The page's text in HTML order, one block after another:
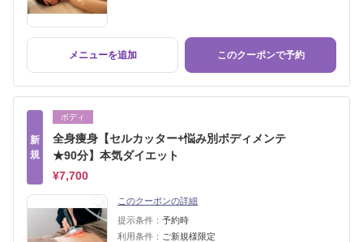
メニューを追加 このクーポンで予約
新
規
ボディ
全身痩身【セルカッター+悩み別ボディメンテ
★90分】本気ダイエット
¥7,700
このクーポンの詳細
提示条件： 予約時
利用条件： ご新規様限定